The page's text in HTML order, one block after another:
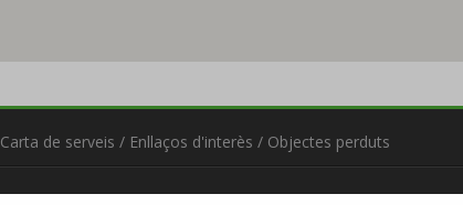
Carta de serveis / Enllaços d'interès / Objectes perduts